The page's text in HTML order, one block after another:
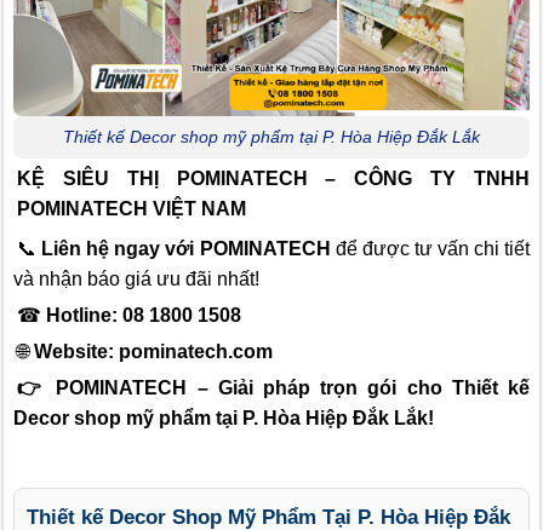
Thiết kế Decor shop mỹ phẩm tại P. Hòa Hiệp Đắk Lắk
KỆ SIÊU THỊ POMINATECH – CÔNG TY TNHH
POMINATECH VIỆT NAM
📞 Liên hệ ngay với POMINATECH để được tư vấn chi tiết
và nhận báo giá ưu đãi nhất!
☎ Hotline: 08 1800 1508
🌐Website: pominatech.com
👉 POMINATECH – Giải pháp trọn gói cho Thiết kế
Decor shop mỹ phẩm tại P. Hòa Hiệp Đắk Lắk!
Thiết kế Decor Shop Mỹ Phẩm Tại P. Hòa Hiệp Đắk